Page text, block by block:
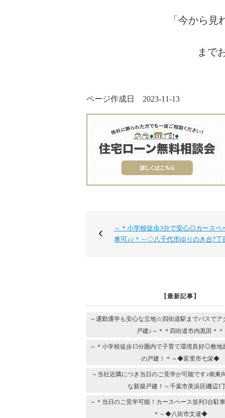
「今から見
まで
ページ作成日 2023-11-13
～＊小学校徒歩3分で安心◎カースペ
車可♪♪＊～◇八千代市ゆりのき台7
【最新記事】
～通勤通学も安心な立地☆四街道駅までバスでア
戸建♪～＊＊四街道市内黒田＊＊
～＊小学校徒歩15分圏内で子育て環境良好◎敷地
の戸建！＊～◆富里市七栄◆
～当社近隣につき当日のご見学が可能です♪南東
な新築戸建！～千葉市美浜区磯辺1
～＊当日のご見学可能！カースペース並列3台駐
＊～◆八街市文違◆